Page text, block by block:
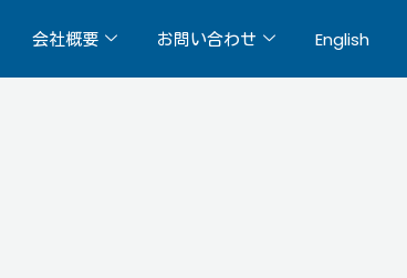
会社概要 お問い合わせ English